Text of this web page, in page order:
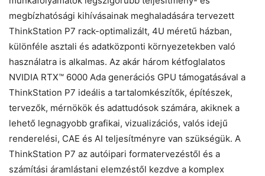
megbízhatósági kihívásainak meghaladására tervezett
ThinkStation P7 rack-optimalizált, 4U méretű házban,
különféle asztali és adatközponti környezetekben való
használatra is alkalmas. Az akár három kétfoglalatos
NVIDIA RTX™ 6000 Ada generációs GPU támogatásával a
ThinkStation P7 ideális a tartalomkészítők, építészek,
tervezők, mérnökök és adattudósok számára, akiknek a
lehető legnagyobb grafikai, vizualizációs, valós idejű
renderelési, CAE és AI teljesítményre van szükségük. A
ThinkStation P7 az autóipari formatervezéstől és a
számítási áramlástani elemzéstől kezdve a komplex